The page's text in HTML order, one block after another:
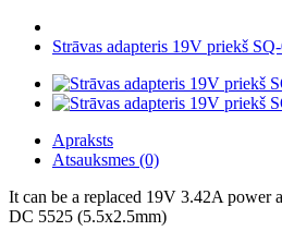
Strāvas adapteris 19V priekš
Apraksts
Atsauksmes (0)
It can be a replaced 19V 3.42A power
DC 5525 (5.5x2.5mm)